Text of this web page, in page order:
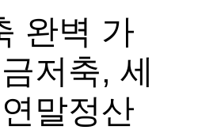
완벽 가
저축, 세
말정산